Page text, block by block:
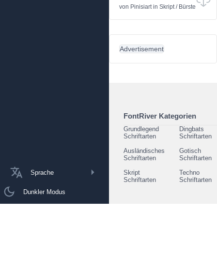
Sprache
Dunkler Modus
von Pinisiartin Skript/ Bürste
Advertisement
FontRiver Kategorien
Grundlegend
Schriftarten
Dingbats
Schriftarten
Ausländisches
Schriftarten
Gotisch
Schriftarten
Skript
Schriftarten
Techno
Schriftarten